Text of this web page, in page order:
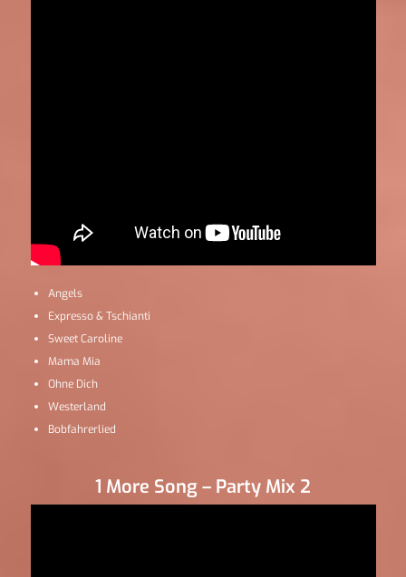
Angels
Expresso & Tschianti
Sweet Caroline
Mama Mia
Ohne Dich
Westerland
Bobfahrerlied
1 More Song – Party Mix 2